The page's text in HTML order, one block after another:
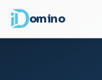
omino